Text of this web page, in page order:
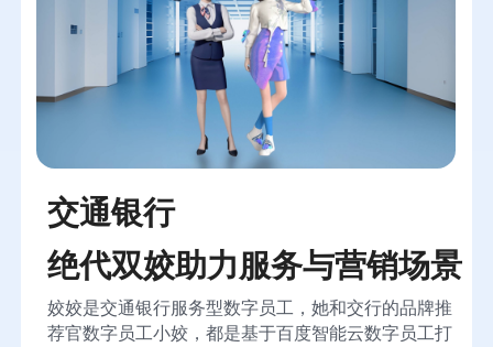
交通银行
绝代双姣助力服务与营销场景
姣姣是交通银行服务型数字员工，她和交行的品牌推
荐官数字员工小姣，都是基于百度智能云数字员工打